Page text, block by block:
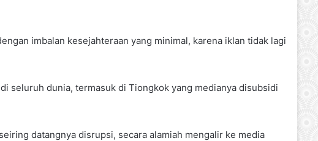
imbalan kesejahteraan yang minimal, karena iklan tidak lagi
seluruh dunia, termasuk di Tiongkok yang medianya disubsidi
datangnya disrupsi, secara alamiah mengalir ke media